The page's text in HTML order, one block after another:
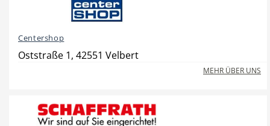
Restaurant
Beauty & Wellness Auto
Centershop
Oststraße 1, 42551 Velbert
MEHR ÜBER UNS